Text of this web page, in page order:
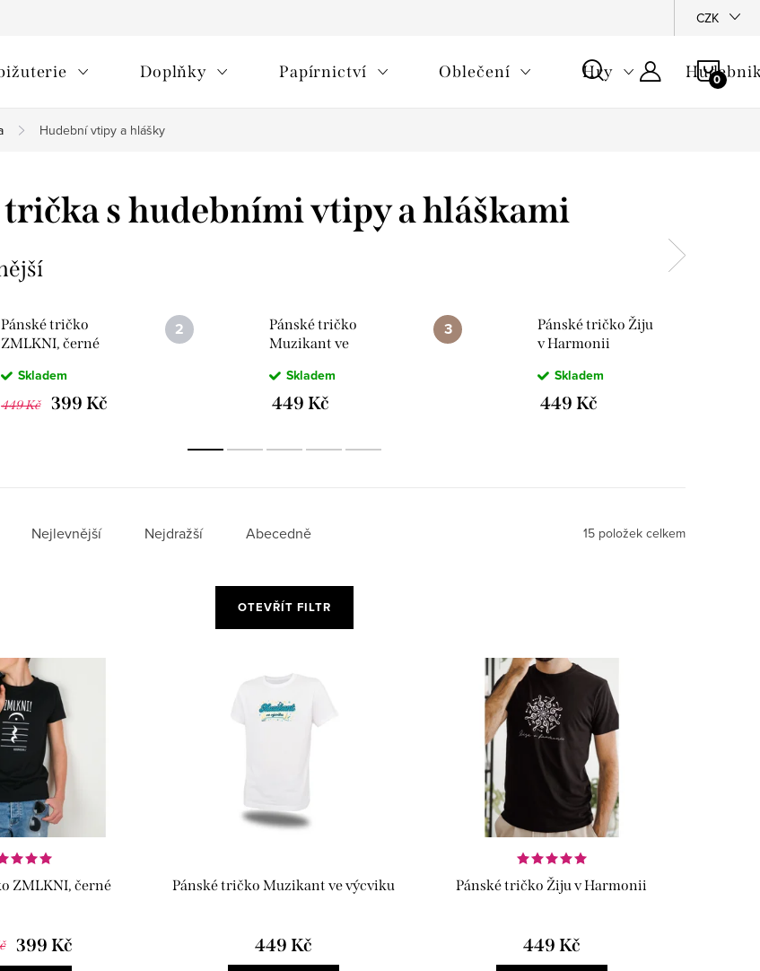
CZK
Doplňky Papírnictví Oblečení Hry
Hudební vtipy a hlášky
trička s hudebními vtipy a hláškami
Pánské tričko
ZMLKNI, černé
Skladem
449 Kč 399 Kč
Pánské tričko
Muzikant ve
Skladem
449 Kč
Pánské tričko Žiju
v Harmonii
Skladem
449 Kč
Nejlevnější Nejdražší Abecedně 15 položek celkem
OTEVŘÍT FILTR
ZMLKNI, černé
399 Kč
Pánské tričko Muzikant ve výcviku
449 Kč
Pánské tričko Žiju v Harmonii
449 Kč